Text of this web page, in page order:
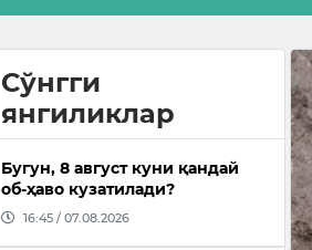
Сўнгги
янгиликлар
Бугун, 8 август куни қандай
об-ҳаво кузатилади?
16:45 / 07.08.2026